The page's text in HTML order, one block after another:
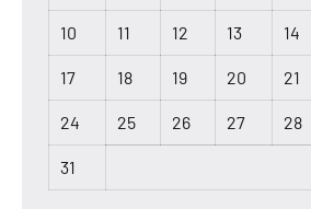
10 11 12 13 14
17 18 19 20 21
24 25 26 27 28
31